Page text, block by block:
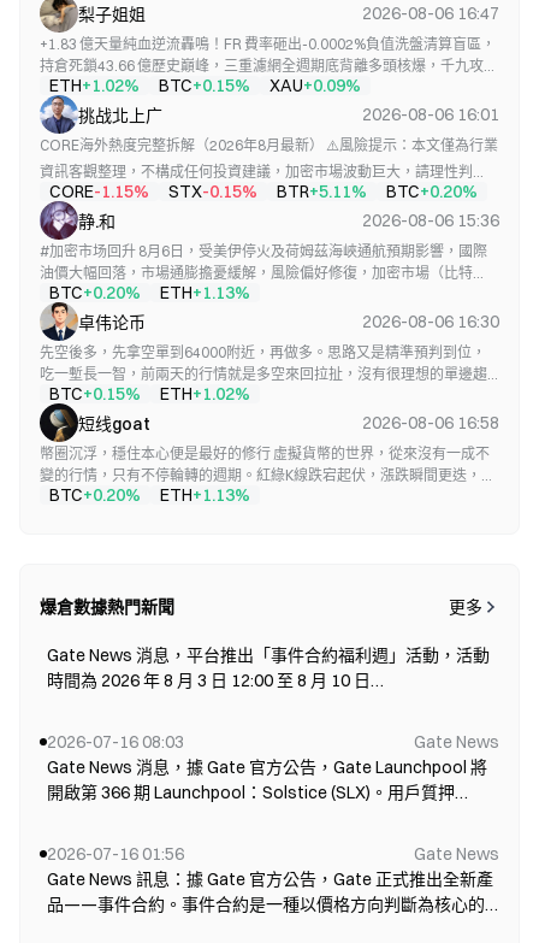
容不迫？ 你或許還記得那張流傳甚廣的經典截圖——在加密寒冬最凜冽
的時刻，BTC 派的麥可·塞勒（Michael Saylor）與 ETH 派的湯姆·李
（Tom Lee）並肩而立，各自帳面上都浮虧超過百億美元。彼時，市場
異口同聲地追問：如果價格再跌 20%，他們會不會被迫清倉？而最近，
微策略已經率先打破「只買不賣」的...
梨子姐姐
2026-08-06 16:47
+1.83 億天量純血逆流轟鳴！FR 費率砸出-0.0002%負值洗盤清算盲區，
持倉死鎖43.66 億歷史巔峰，三重濾網全週期底背離多頭核爆，千九攻堅
總決戰今夜爆裂收口！ ​波段前線的兄弟們，全場把腰桿給我徹底挺直，
冷血直面這個多頭主力全面控盤、利用 1H 微觀深幅回蹲完成地緣級籌碼
大交割的絕對暴利現場！最新盤面數據顯示，價格在強行探底 1891.46
踩穩日線與 1H 快慢線底座後，多頭部隊爆發出極強的掃盤意願，目前正
將戰線死死定格在 1901.82 - 1902.15 核心高地，強行撕裂千九大閘！ ​全
網高位開空、底部絕望割肉的跟風盤正在遭遇資本市場最冷血的定點爆
破。看清最硬核的技術指標與...
ETH+1.02% BTC+0.15% XAU+0.09%
挑战北上广
2026-08-06 16:01
CORE海外熱度完整拆解（2026年8月最新） ⚠️風險提示：本文僅為行業
資訊客觀整理，不構成任何投資建議，加密市場波動巨大，請理性判
斷，獨立決策。 很多星友習慣只看國內社群情緒，忽略海外真實輿論熱
度。CORE作為主打BTCFi的底層公鏈，海外社群、機構、開發者的真實
氛圍，直接決定中長期增量資金。今天客觀拆解當下海外完整熱度現
狀，優勢、短板全部講透。 一、海外社群媒體數據：紙面體量可觀，真
實活躍度持續走弱 1、X（原推特）官方帳號 粉絲總量232 萬，處於
BTCFi賽道第一梯隊。但數據存在明顯水分，大量粉絲來自早期空投沉
澱，屬於殭屍存量用戶。近30天推文互動持續走低，點讚、轉發...
CORE-1.15% STX-0.15% BTR+5.11% BTC+0.20%
静.和
2026-08-06 15:36
#加密市场回升 8月6日，受美伊停火及荷姆茲海峽通航預期影響，國際
油價大幅回落，市場通膨擔憂緩解，風險偏好修復，加密市場（比特
幣、以太坊等）隨之迎來普漲。然而，本輪反彈本質上是地緣緩和驅動
的技術性修復，而非牛市的全面重啟，後期市場仍面臨宏觀壓制與內部
結構分化的雙重考驗。 一、 本輪反彈的核心驅動與局限性 1.驅動因素：
地緣衝突緩和（油價回落）緩解了通膨擔憂，降低了聯準會繼續升息的
預期，推動了風險資產的估值修復；同時，部分大額持有者（鯨鯊）的
吸籌和短期拋壓的緩解，為市場提供了短期的底部支撐。 2.局限性：本
輪反彈缺乏持續性的增量資金支撐（比特幣ETF資金流入放緩，部分機
構出現淨流出）；現貨成交量...
BTC+0.20% ETH+1.13%
卓伟论币
2026-08-06 16:30
先空後多，先拿空單到64000附近，再做多。思路又是精準預判到位，
吃一塹長一智，前兩天的行情就是多空來回拉扯，沒有很理想的單邊趨
勢，那麼還是那句話，沒行情那麼我們就把行情精準化，今天的布局就
是如此，午夜階段至白盤階段的空到64000一線後，順勢跟進做多，吃
肉不就水到渠成了？思路也是提示很明確，從午夜階段高位65000試探
階段，提示大家做空，後續又提醒回踩空間有限，找好支撐繼續幹多，
思路也就毋庸置疑了。實盤空單也是如此，前期的空單從64780下拿，
晚間探底64000附近離場後，再度順勢跟進做多，簡簡又單單。今日
BTC+0.15% ETH+1.02%
短线goat
2026-08-06 16:58
幣圈沉浮，穩住本心便是最好的修行 虛擬貨幣的世界，從來沒有一成不
變的行情，只有不停輪轉的週期。紅綠K線跌宕起伏，漲跌瞬間更迭，有
人追高狂喜，有人踏空焦慮，有人被套內耗，有人止損遺憾。很多人困
慌亂割肉、全盤否定，陷入自我懷疑，錯失觸底反彈的可能。市場永遠
徑，只有循序漸進的成長。那些看似輕...
BTC+0.20% ETH+1.13%
爆倉數據熱門新聞
更多
Gate News 消息，平台推出「事件合約福利週」活動，活動
時間為 2026 年 8 月 3 日 12:00 至 8 月 10 日
新用戶首單賠付、新手打卡賽、進階打卡賽和巔峰交易賽。
事件合約是以價格方向判斷為核心的交易產品，用戶可判斷
BTC、ETH 在未來 5 分鐘、15 分鐘等時間週期內的價格走
勢。 在新用戶首單賠付活動中，活動期間完成首筆交易且產
賠付 5 USDT。新手打卡賽要求用戶每日完成不少於 3 筆市場
交易，且累計交易量不低於 20 USDT，即可完成當日打...
2026-07-16 08:03
Gate News
Gate News 消息，據 Gate 官方公告，Gate Launchpool 將
開啟第 366 期 Launchpool：Solstice (SLX)。用戶質押
勵每小時自動入帳。挖礦時間為 2026 年 7 月 16 日 20:00 至
2026 年 8 月 6 日 20:00（UTC+8），100% 解鎖。 本期
Launchpool 設置三個質押池，其中質押 BTC 可獲 900,000
SLX，質押 ETH 可獲 700,000 SLX，質押 SLX 可獲 400,000
2026-07-16 01:56
Gate News
Gate News 訊息：據 Gate 官方公告，Gate 正式推出全新產
品——事件合約。事件合約是一種以價格方向判斷為核心的